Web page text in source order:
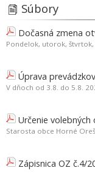
Súbory
Dočasná zmena
Pondelok, utorok,
Úprava
V dňoch od 3.8. do 5.8.
Určenie
Starosta obce Horné
Zápisnica OZ č.4/